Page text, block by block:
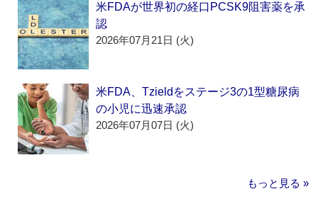
米FDAが世界初の経口PCSK9阻害薬を承
認
2026年07月21日 (火)
米FDA、Tzieldをステージ3の1型糖尿病
の小児に迅速承認
2026年07月07日 (火)
もっと見る »